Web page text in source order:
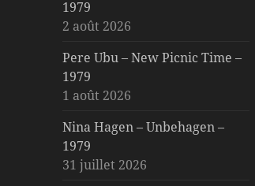
1979
2 août 2026
Pere Ubu – New Picnic Time –
1979
1 août 2026
Nina Hagen – Unbehagen –
1979
31 juillet 2026